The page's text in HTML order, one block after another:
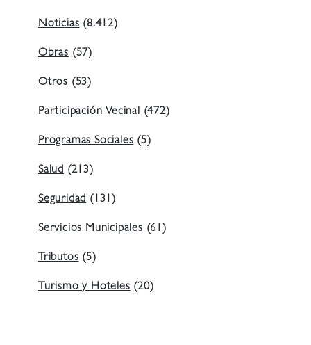
Noticias (8.412)
Obras (57)
Otros (53)
Participación Vecinal (472)
Programas Sociales (5)
Salud (213)
Seguridad (131)
Servicios Municipales (61)
Tributos (5)
Turismo y Hoteles (20)